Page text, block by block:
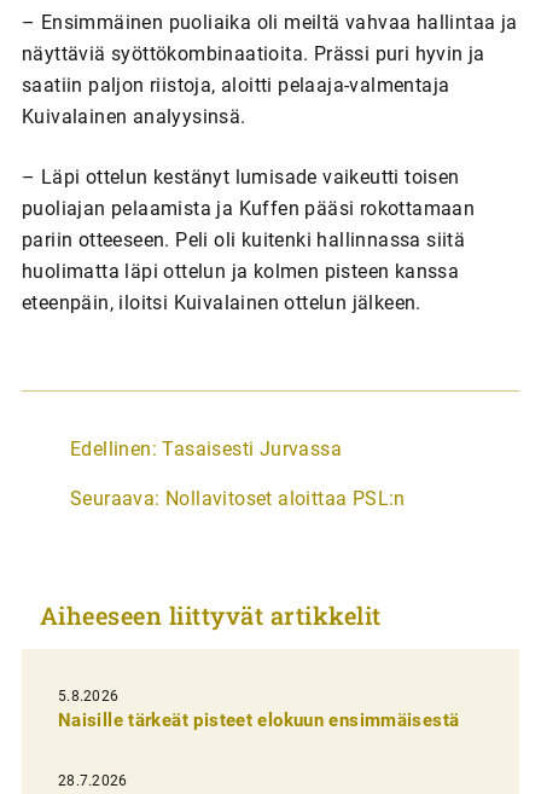
– Ensimmäinen puoliaika oli meiltä vahvaa hallintaa ja
näyttäviä syöttökombinaatioita. Prässi puri hyvin ja
saatiin paljon riistoja, aloitti pelaaja-valmentaja
Kuivalainen analyysinsä.
– Läpi ottelun kestänyt lumisade vaikeutti toisen
puoliajan pelaamista ja Kuffen pääsi rokottamaan
pariin otteeseen. Peli oli kuitenki hallinnassa siitä
huolimatta läpi ottelun ja kolmen pisteen kanssa
eteenpäin, iloitsi Kuivalainen ottelun jälkeen.
A
t
k
e
l
i
e
Edellinen: Tasaisesti Jurvassa
Seuraava: Nollavitoset aloittaa PSL:n
Aiheeseen liittyvät artikkelit
5.8.2026
Naisille tärkeät pisteet elokuun ensimmäisestä
28.7.2026